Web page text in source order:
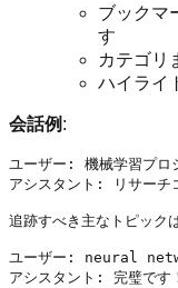
ブックマ
す
カテゴリ
ハイライ
会話例 :
ユーザー: 機械学習プロ
アシスタント: リサー
追跡すべき主なトピ
ユーザー: neural
アシスタント: 完璧です